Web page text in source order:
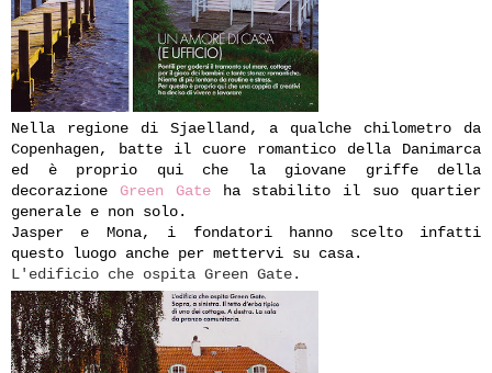
Nella regione di Sjaelland, a qualche chilometro da
Copenhagen, batte il cuore romantico della Danimarca
ed è proprio qui che la giovane griffe della
decorazione Green Gateha stabilito il suo quartier
generale e non solo.
Jasper e Mona, i fondatori hanno scelto infatti
questo luogo anche per mettervi su casa.
L'edificio che ospita Green Gate.